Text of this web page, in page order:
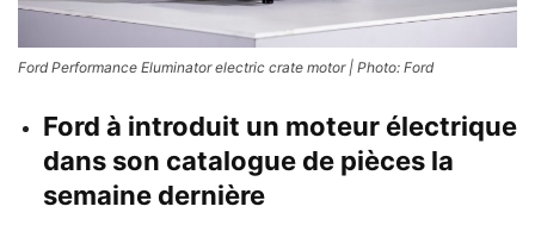
Ford Performance Eluminator electric crate motor | Photo: Ford
Ford à introduit un moteur électrique
dans son catalogue de pièces la
semaine dernière